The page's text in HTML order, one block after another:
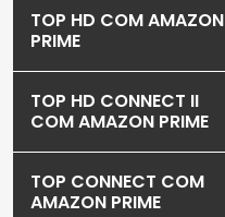
TOP HD COM AMAZON
PRIME
TOP HD CONNECT II
COM AMAZON PRIME
TOP CONNECT COM
AMAZON PRIME